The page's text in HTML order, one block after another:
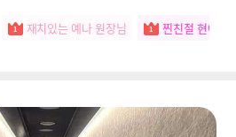
재치있는 예나 원장님 찐친절 현아 원